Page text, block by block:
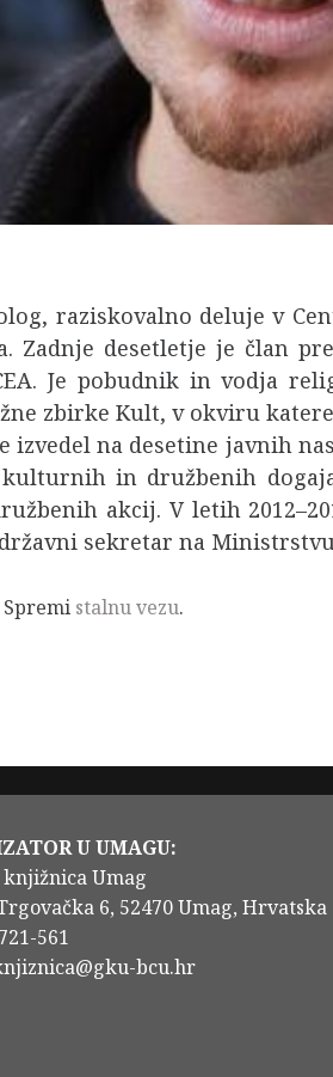
raziskovalno deluje v
Zadnje desetletje je član
Je pobudnik in vodja
zbirke Kult, v okviru
izvedel na desetine javnih
in družbenih
akcij. V letih
sekretar na
Spremi stalnu vezu.
U UMAGU:
knjižnica Umag
6, 52470 Umag, Hrvatska
561
bcu.hr